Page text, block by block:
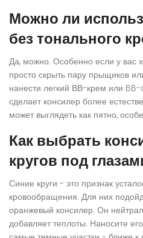
Можно ли
без тонального
Да, можно. Особенно если у вас
просто скрыть пару прыщиков
нанести легкий ВВ-крем или
сделает консилер более
может выглядеть как пятно,
Как выбрать
кругов под
Синие круги - это признак
кровообращения. Для них
оранжевый консилер. Он
добавляет теплоты. Наносите